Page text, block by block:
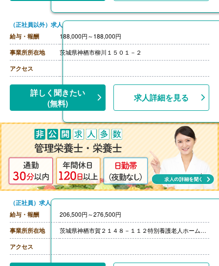
（正社員以外）求人
給与・報酬
188,000円～188,000円
事業所所在地 茨城県神栖市柳川１５０１－２
アクセス
詳しく聞きたい
(無料)
求人詳細を見る
（正社員）求人
給与・報酬
206,500円～276,500円
事業所所在地 茨城県神栖市賀２１４８－１１２特別養護老人ホーム白寿荘
アクセス